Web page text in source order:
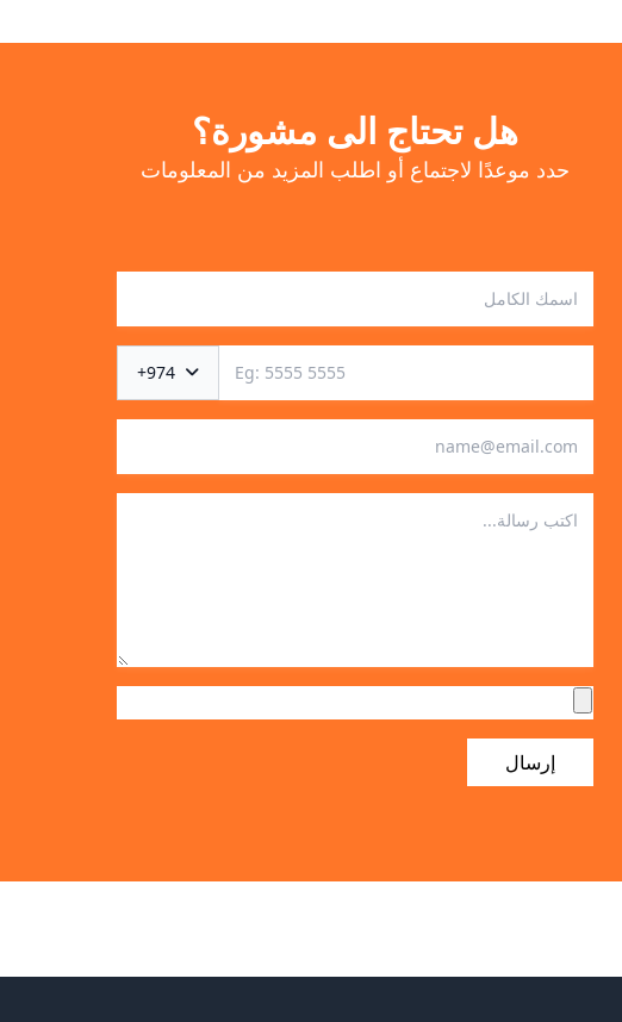
هل تحتاج الى مشورة؟
حدد موعدًا لاجتماع أو اطلب المزيد من المعلومات
+974
إرسال